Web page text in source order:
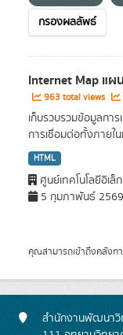
กรองผลลัพธ์
Internet Map แผ
963 total views
เก็บรวบรวมข้อมูลกา
การเชื่อมต่อทั้งภายใน
HTML
ศูนย์เทคโนโลยีอิเ
5 กุมภาพันธ์ 2569
คุณสามารถเข้าถึงคลังท
สำนักงานพัฒนาวิ